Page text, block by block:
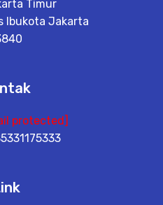
Timur
Ibukota Jakarta
protected]